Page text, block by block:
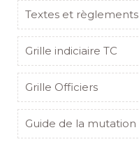
Textes et règlements
Grille indiciaire TC
Grille Officiers
Guide de la mutation